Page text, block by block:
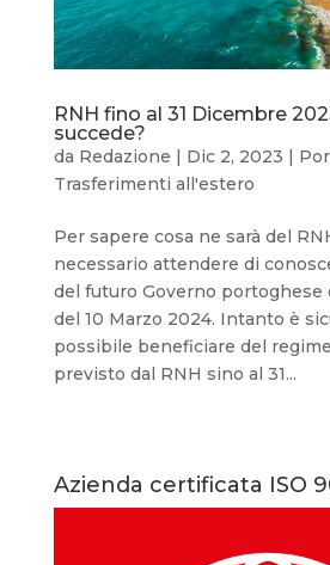
RNH fino al 31 Dicembre
succede?
da Redazione | Dic 2, 2023 |
Trasferimenti all'estero
Per sapere cosa ne sarà del
necessario attendere di
del futuro Governo portoghese
del 10 Marzo 2024. Intanto è
possibile beneficiare del
previsto dal RNH sino al 31...
Azienda certificata ISO